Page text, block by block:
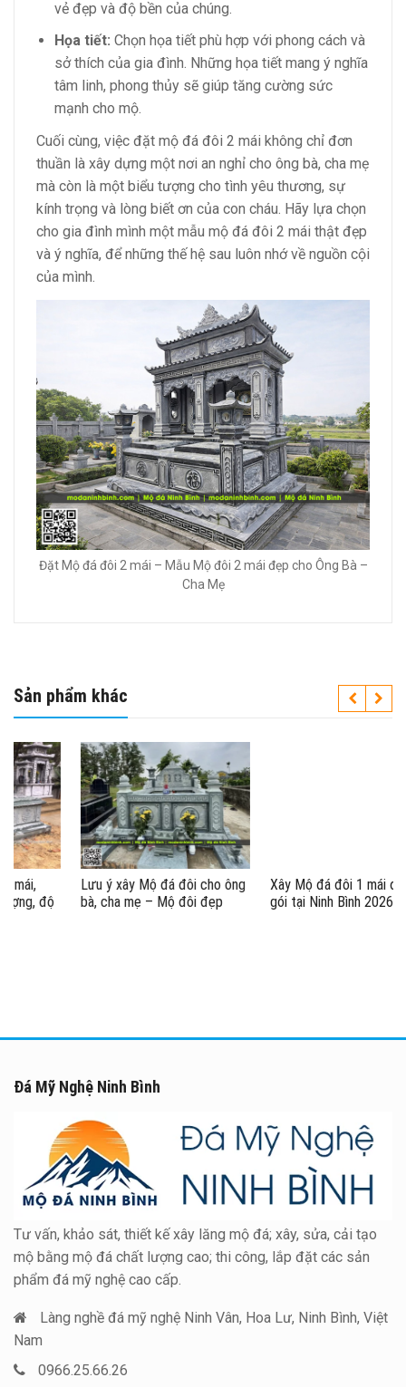
vẻ đẹp và độ bền của chúng.
Họa tiết: Chọn họa tiết phù hợp với phong cách và
sở thích của gia đình. Những họa tiết mang ý nghĩa
tâm linh, phong thủy sẽ giúp tăng cường sức
mạnh cho mộ.
Cuối cùng, việc đặt mộ đá đôi 2 mái không chỉ đơn
thuần là xây dựng một nơi an nghỉ cho ông bà, cha mẹ
mà còn là một biểu tượng cho tình yêu thương, sự
kính trọng và lòng biết ơn của con cháu. Hãy lựa chọn
cho gia đình mình một mẫu mộ đá đôi 2 mái thật đẹp
và ý nghĩa, để những thế hệ sau luôn nhớ về nguồn cội
của mình.
Đặt Mộ đá đôi 2 mái – Mẫu Mộ đôi 2 mái đẹp cho Ông Bà –
Cha Mẹ
Sản phẩm khác
Lưu ý xây Mộ đá đôi cho ông
bà, cha mẹ – Mộ đôi đẹp
Xây Mộ đá đôi 1 mái đẹp trọn
gói tại Ninh Bình 2026
Đá Mỹ Nghệ Ninh Bình
Tư vấn, khảo sát, thiết kế xây lăng mộ đá; xây, sửa, cải tạo
mộ bằng mộ đá chất lượng cao; thi công, lắp đặt các sản
phẩm đá mỹ nghệ cao cấp.
Làng nghề đá mỹ nghệ Ninh Vân, Hoa Lư, Ninh Bình, Việt
Nam
0966.25.66.26